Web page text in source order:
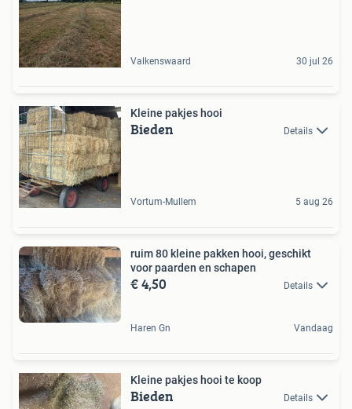
Valkenswaard 30 jul 26
Kleine pakjes hooi
Bieden Details
Vortum-Mullem 5 aug 26
ruim 80 kleine pakken hooi, geschikt
voor paarden en schapen
€ 4,50 Details
Haren Gn Vandaag
Kleine pakjes hooi te koop
Bieden Details